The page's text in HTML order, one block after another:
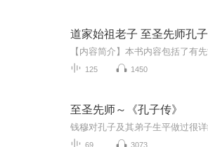
道家始祖老子 至圣先师孔子
125 1450
至圣先师～《孔子传》
69 3073